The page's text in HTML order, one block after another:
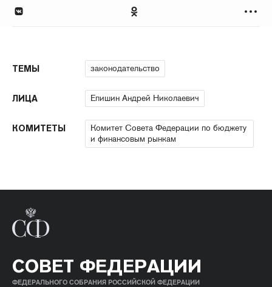
ТЕМЫ законодательство
ЛИЦА Епишин Андрей Николаевич
КОМИТЕТЫ
Комитет Совета Федерации по бюджету
и финансовым рынкам
СОВЕТ ФЕДЕРАЦИИ
ФЕДЕРАЛЬНОГО СОБРАНИЯ РОССИЙСКОЙ ФЕДЕРАЦИИ